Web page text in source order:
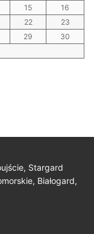
15
16
22
23
29
30
Stargard
Białogard,